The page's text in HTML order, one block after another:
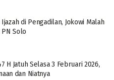
di Pengadilan, Jokowi Malah
PN Solo
H Jatuh Selasa 3 Februari 2026,
dan Niatnya